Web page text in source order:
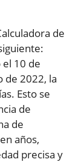
de
10 de
de 2022, la
Esto se
de
de
años,
precisa y